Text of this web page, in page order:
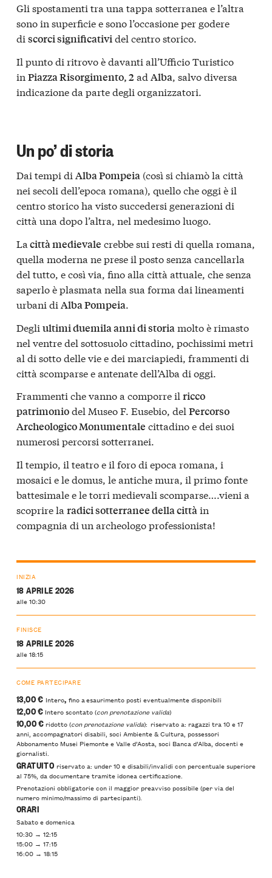
Gli spostamenti tra una tappa sotterranea e l’altra
sono in superficie e sono l’occasione per godere
di scorci significatividel centro storico.
Il punto di ritrovo è davanti all’Ufficio Turistico
in Piazza Risorgimento, 2 ad Alba, salvo diversa
indicazione da parte degli organizzatori.
Un po’ di storia
Dai tempi di Alba Pompeia (così si chiamò la città
nei secoli dell’epoca romana), quello che oggi è il
centro storico ha visto succedersi generazioni di
città una dopo l’altra, nel medesimo luogo.
La città medievale crebbe sui resti di quella romana,
quella moderna ne prese il posto senza cancellarla
del tutto, e così via, fino alla città attuale, che senza
saperlo è plasmata nella sua forma dai lineamenti
urbani di Alba Pompeia.
Degli ultimi duemila anni di storia molto è rimasto
nel ventre del sottosuolo cittadino, pochissimi metri
al di sotto delle vie e dei marciapiedi, frammenti di
città scomparse e antenate dell’Alba di oggi.
Frammenti che vanno a comporre il ricco
patrimoniodel Museo F. Eusebio, del Percorso
Archeologico Monumentale cittadino e dei suoi
numerosi percorsi sotterranei.
Il tempio, il teatro e il foro di epoca romana, i
mosaici e le domus, le antiche mura, il primo fonte
battesimale e le torri medievali scomparse….vieni a
scoprire la radici sotterranee della cittàin
compagnia di un archeologo professionista!
INIZIA
18 APRILE 2026
alle 10:30
FINISCE
18 APRILE 2026
alle 18:15
COME PARTECIPARE
13,00 € Intero, fino a esaurimento posti eventualmente disponibili
12,00 € Intero scontato (con prenotazione valida)
10,00 €ridotto (con prenotazione valida): riservato a: ragazzi tra 10 e 17
anni, accompagnatori disabili, soci Ambiente & Cultura, possessori
Abbonamento Musei Piemonte e Valle d’Aosta, soci Banca d’Alba, docenti e
giornalisti.
GRATUITO riservato a: under 10 e disabili/invalidi con percentuale superiore
al 75%, da documentare tramite idonea certificazione.
Prenotazioni obbligatorie con il maggior preavviso possibile (per via del
numero minimo/massimo di partecipanti).
ORARI
Sabato e domenica
10:30 → 12:15
15:00 → 17:15
16:00 → 18:15